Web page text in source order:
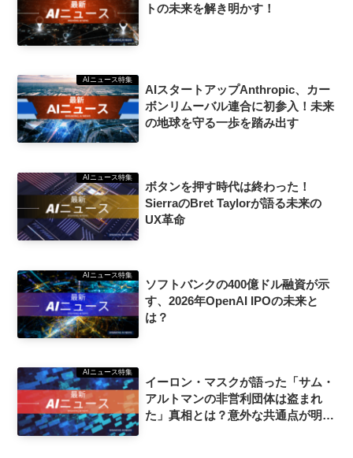
トの未来を解き明かす！
AIニュース特集
AIスタートアップAnthropic、カー
ボンリムーバル連合に初参入！未来
の地球を守る一歩を踏み出す
AIニュース特集
ボタンを押す時代は終わった！
SierraのBret Taylorが語る未来の
UX革命
AIニュース特集
ソフトバンクの400億ドル融資が示
す、2026年OpenAI IPOの未来と
は？
AIニュース特集
イーロン・マスクが語った「サム・
アルトマンの非営利団体は盗まれ
た」真相とは？意外な共通点が明ら